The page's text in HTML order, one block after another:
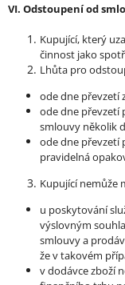
VI. Odstoupení od
Kupující, který
činnost jako
Lhůta pro
ode dne převzetí
ode dne převzetí
smlouvy několik
ode dne převzetí
pravidelná
Kupující nemůže
u poskytování
výslovným
smlouvy a
že v takovém
v dodávce zboží